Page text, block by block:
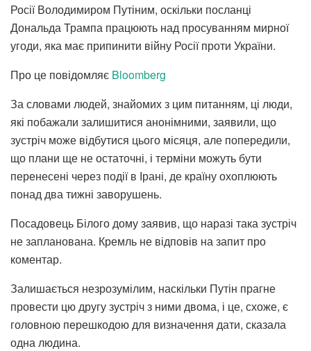
Росії Володимиром Путіним, оскільки посланці
Дональда Трампа працюють над просуванням мирної
угоди, яка має припинити війну Росії проти України.
Про це повідомляє Bloomberg
За словами людей, знайомих з цим питанням, ці люди,
які побажали залишитися анонімними, заявили, що
зустріч може відбутися цього місяця, але попередили,
що плани ще не остаточні, і терміни можуть бути
перенесені через події в Ірані, де країну охоплюють
понад два тижні заворушень.
Посадовець Білого дому заявив, що наразі така зустріч
не запланована. Кремль не відповів на запит про
коментар.
Залишається незрозумілим, наскільки Путін прагне
провести цю другу зустріч з ними двома, і це, схоже, є
головною перешкодою для визначення дати, сказала
одна людина.